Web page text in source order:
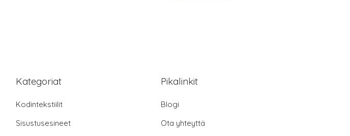
Kategoriat
Kodintekstiilit
Sisustusesineet
Pikalinkit
Blogi
Ota yhteyttä